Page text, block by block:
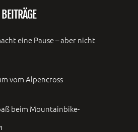
eine Pause – aber nicht
vom Alpencross
beim Mountainbike-